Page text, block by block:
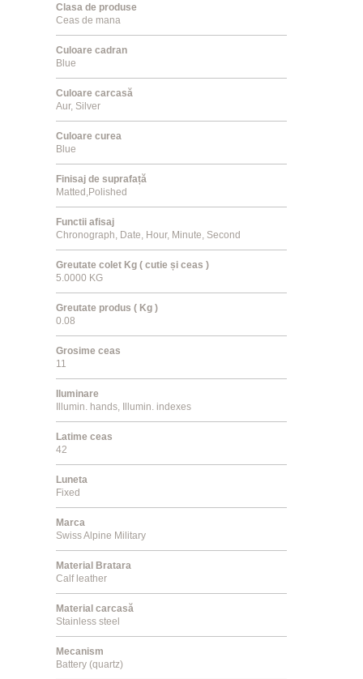
Clasa de produse
Ceas de mana
Culoare cadran
Blue
Culoare carcasă
Aur, Silver
Culoare curea
Blue
Finisaj de suprafață
Matted,Polished
Functii afisaj
Chronograph, Date, Hour, Minute, Second
Greutate colet Kg ( cutie și ceas )
5.0000 KG
Greutate produs ( Kg )
0.08
Grosime ceas
11
Iluminare
Illumin. hands, Illumin. indexes
Latime ceas
42
Luneta
Fixed
Marca
Swiss Alpine Military
Material Bratara
Calf leather
Material carcasă
Stainless steel
Mecanism
Battery (quartz)